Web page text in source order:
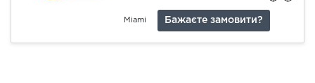
Miami Бажаєте замовити?